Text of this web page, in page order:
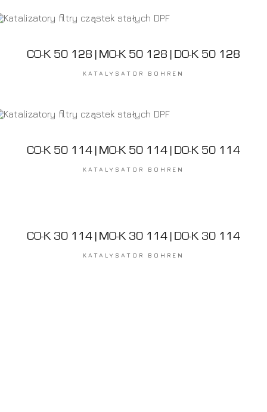
CO-K 50 128 | MO-K 50 128 | DO-K 50 128
KATALYSATOR BOHREN
CO-K 50 114 | MO-K 50 114 | DO-K 50 114
KATALYSATOR BOHREN
CO-K 30 114 | MO-K 30 114 | DO-K 30 114
KATALYSATOR BOHREN